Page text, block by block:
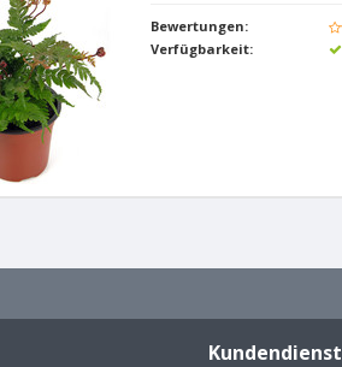
Bewertungen:
Verfügbarkeit:
Kundendienst